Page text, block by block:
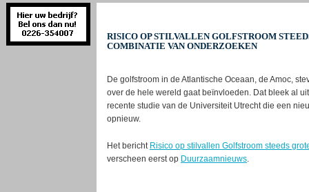
RISICO OP STILVALLEN GOLFSTROOM
COMBINATIE VAN ONDERZOEKEN
De golfstroom in de Atlantische Oceaan, de Amoc,
over de hele wereld gaat beïnvloeden. Dat bleek al
recente studie van de Universiteit Utrecht die een
opnieuw.
Het bericht Risico op stilvallen Golfstroom steeds
verscheen eerst op Duurzaamnieuws.